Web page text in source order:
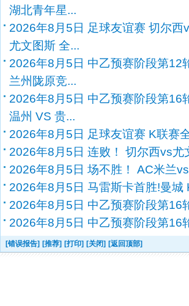
湖北青年星...
2026年8月5日 足球友谊赛 切尔西
尤文图斯 全...
2026年8月5日 中乙预赛阶段第12
兰州陇原竞...
2026年8月5日 中乙预赛阶段第16
温州 VS 贵...
2026年8月5日 足球友谊赛 K联赛
2026年8月5日 连败！ 切尔西vs尤
2026年8月5日 场不胜！ AC米兰
2026年8月5日 马雷斯卡首胜!曼城
2026年8月5日 中乙预赛阶段第16
2026年8月5日 中乙预赛阶段第16
[错误报告] [推荐] [打印] [关闭] [返回顶部]